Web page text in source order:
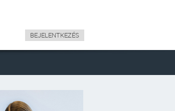
BEJELENTKEZÉS